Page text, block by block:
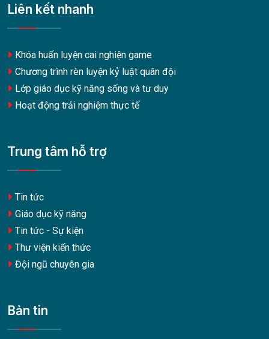
Liên kết nhanh
Khóa huấn luyện cai nghiện game
Chương trình rèn luyện kỷ luật quân đội
Lớp giáo dục kỹ năng sống và tư duy
Hoạt động trải nghiệm thực tế
Trung tâm hỗ trợ
Tin tức
Giáo dục kỹ năng
Tin tức - Sự kiện
Thư viện kiến thức
Đội ngũ chuyên gia
Bản tin